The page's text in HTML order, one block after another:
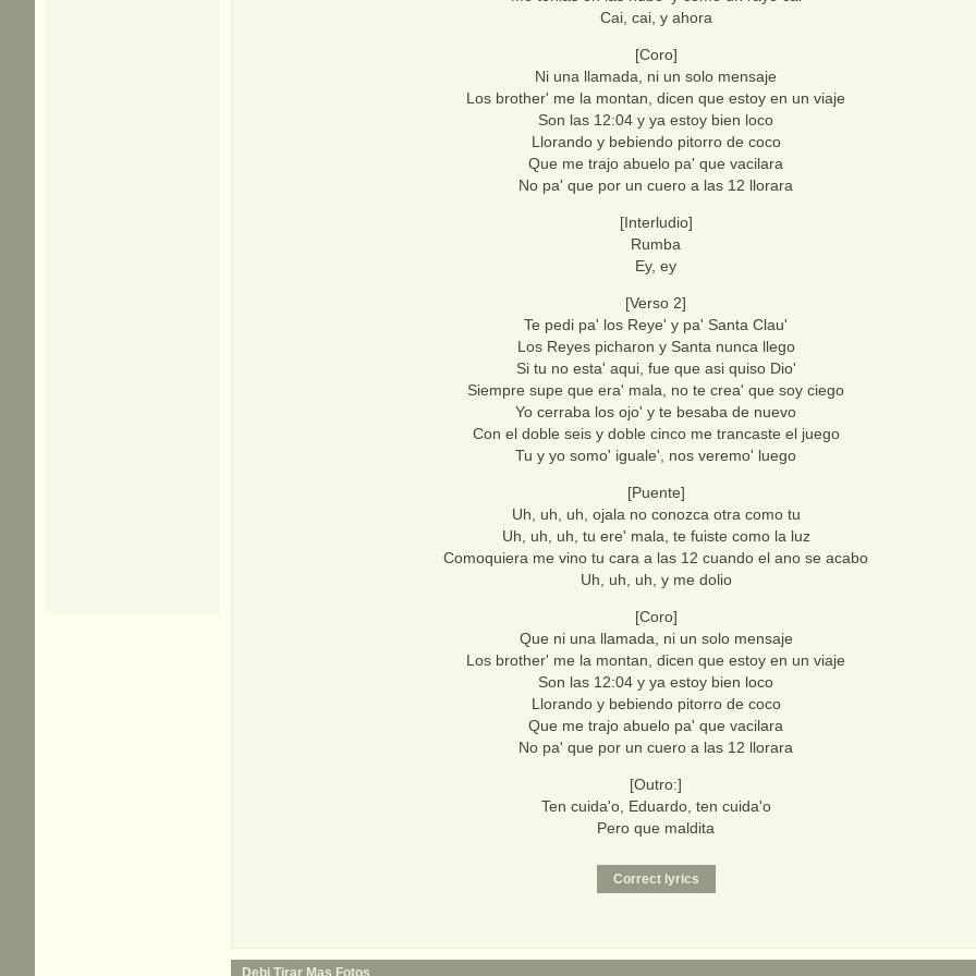
Cai, cai, y ahora
[Coro]
Ni una llamada, ni un solo mensaje
Los brother' me la montan, dicen que estoy en un viaje
Son las 12:04 y ya estoy bien loco
Llorando y bebiendo pitorro de coco
Que me trajo abuelo pa' que vacilara
No pa' que por un cuero a las 12 llorara
[Interludio]
Rumba
Ey, ey
[Verso 2]
Te pedi pa' los Reye' y pa' Santa Clau'
Los Reyes picharon y Santa nunca llego
Si tu no esta' aqui, fue que asi quiso Dio'
Siempre supe que era' mala, no te crea' que soy ciego
Yo cerraba los ojo' y te besaba de nuevo
Con el doble seis y doble cinco me trancaste el juego
Tu y yo somo' iguale', nos veremo' luego
[Puente]
Uh, uh, uh, ojala no conozca otra como tu
Uh, uh, uh, tu ere' mala, te fuiste como la luz
Comoquiera me vino tu cara a las 12 cuando el ano se acabo
Uh, uh, uh, y me dolio
[Coro]
Que ni una llamada, ni un solo mensaje
Los brother' me la montan, dicen que estoy en un viaje
Son las 12:04 y ya estoy bien loco
Llorando y bebiendo pitorro de coco
Que me trajo abuelo pa' que vacilara
No pa' que por un cuero a las 12 llorara
[Outro:]
Ten cuida'o, Eduardo, ten cuida'o
Pero que maldita
Debi Tirar Mas Fotos